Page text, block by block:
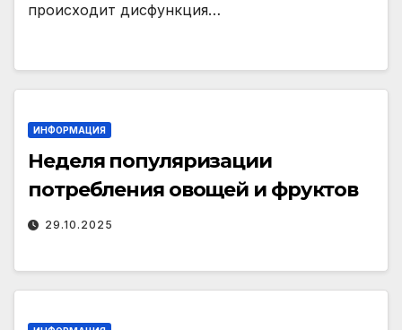
происходит дисфункция…
ИНФОРМАЦИЯ
Неделя популяризации
потребления овощей и фруктов
29.10.2025